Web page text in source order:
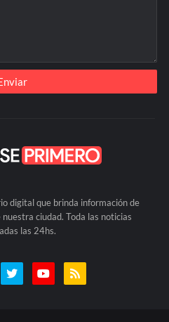
digital que brinda información de
ciudad. Toda las noticias
las 24hs.